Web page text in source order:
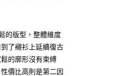
的版型，整體維度
了襯衫上延續復古
的廓形沒有束縛
價比高則是第二因